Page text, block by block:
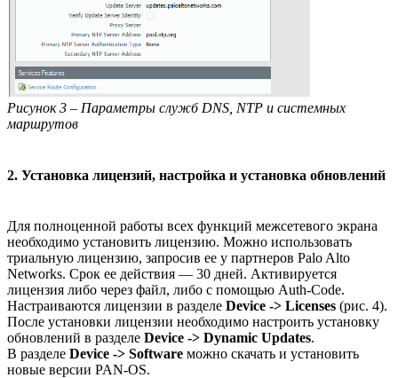
Рисунок 3 – Параметры служб DNS, NTP и системных
маршрутов
2. Установка лицензий, настройка и установка обновлений
Для полноценной работы всех функций межсетевого экрана
необходимо установить лицензию. Можно использовать
триальную лицензию, запросив ее у партнеров Palo Alto
Networks. Срок ее действия — 30 дней. Активируется
лицензия либо через файл, либо с помощью Auth-Code.
Настраиваются лицензии в разделе Device -> Licenses (рис. 4).
После установки лицензии необходимо настроить установку
обновлений в разделе Device -> Dynamic Updates.
В разделе Device -> Software можно скачать и установить
новые версии PAN-OS.